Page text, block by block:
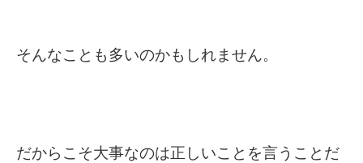
そんなことも多いのかもしれません。
だからこそ大事なのは正しいことを言うことだ